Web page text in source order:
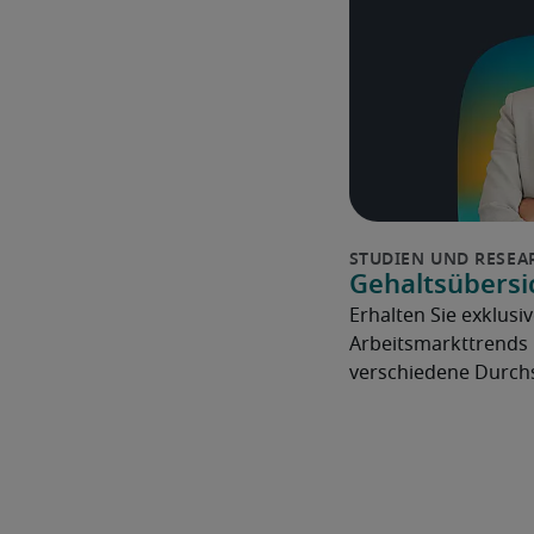
Erhalten Sie
Arbeitsmarkttrends
verschiedene